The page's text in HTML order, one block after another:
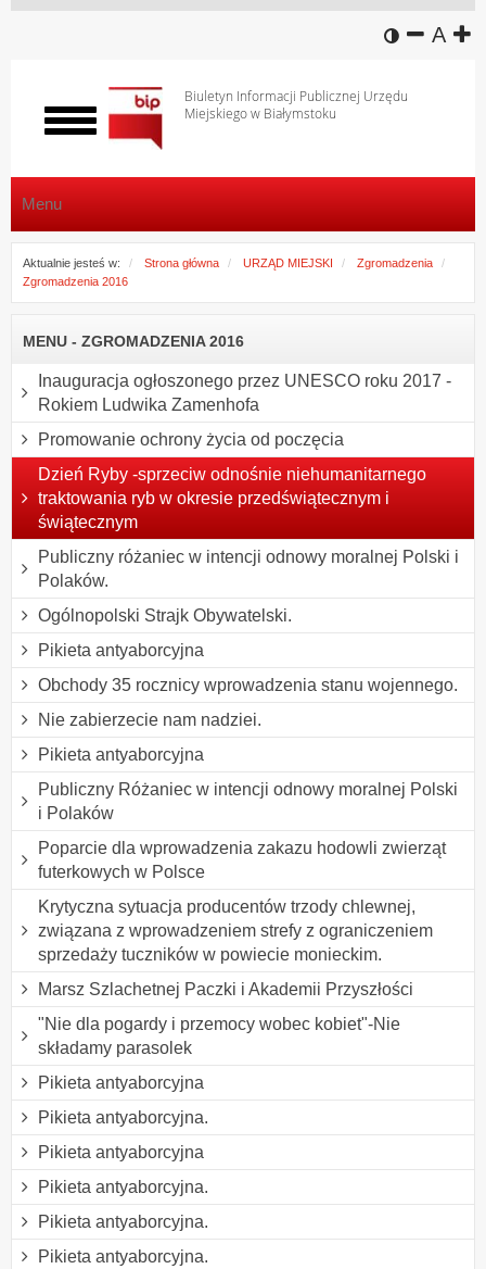
wersja
A
Biuletyn Informacji Publicznej Urzędu
Miejskiego w Białymstoku
Włącz
menu
Menu
Aktualnie jesteś w: Strona główna URZĄD MIEJSKI
Zgromadzenia
Zgromadzenia 2016
MENU - ZGROMADZENIA 2016
Inauguracja ogłoszonego przez UNESCO roku 2017 -
Rokiem Ludwika Zamenhofa
Promowanie ochrony życia od poczęcia
Dzień Ryby -sprzeciw odnośnie niehumanitarnego
traktowania ryb w okresie przedświątecznym i
świątecznym
Publiczny różaniec w intencji odnowy moralnej Polski i
Polaków.
Ogólnopolski Strajk Obywatelski.
Pikieta antyaborcyjna
Obchody 35 rocznicy wprowadzenia stanu wojennego.
Nie zabierzecie nam nadziei.
Pikieta antyaborcyjna
Publiczny Różaniec w intencji odnowy moralnej Polski
i Polaków
Poparcie dla wprowadzenia zakazu hodowli zwierząt
futerkowych w Polsce
Krytyczna sytuacja producentów trzody chlewnej,
związana z wprowadzeniem strefy z ograniczeniem
sprzedaży tuczników w powiecie monieckim.
Marsz Szlachetnej Paczki i Akademii Przyszłości
"Nie dla pogardy i przemocy wobec kobiet"-Nie
składamy parasolek
Pikieta antyaborcyjna
Pikieta antyaborcyjna.
Pikieta antyaborcyjna
Pikieta antyaborcyjna.
Pikieta antyaborcyjna.
Pikieta antyaborcyjna.